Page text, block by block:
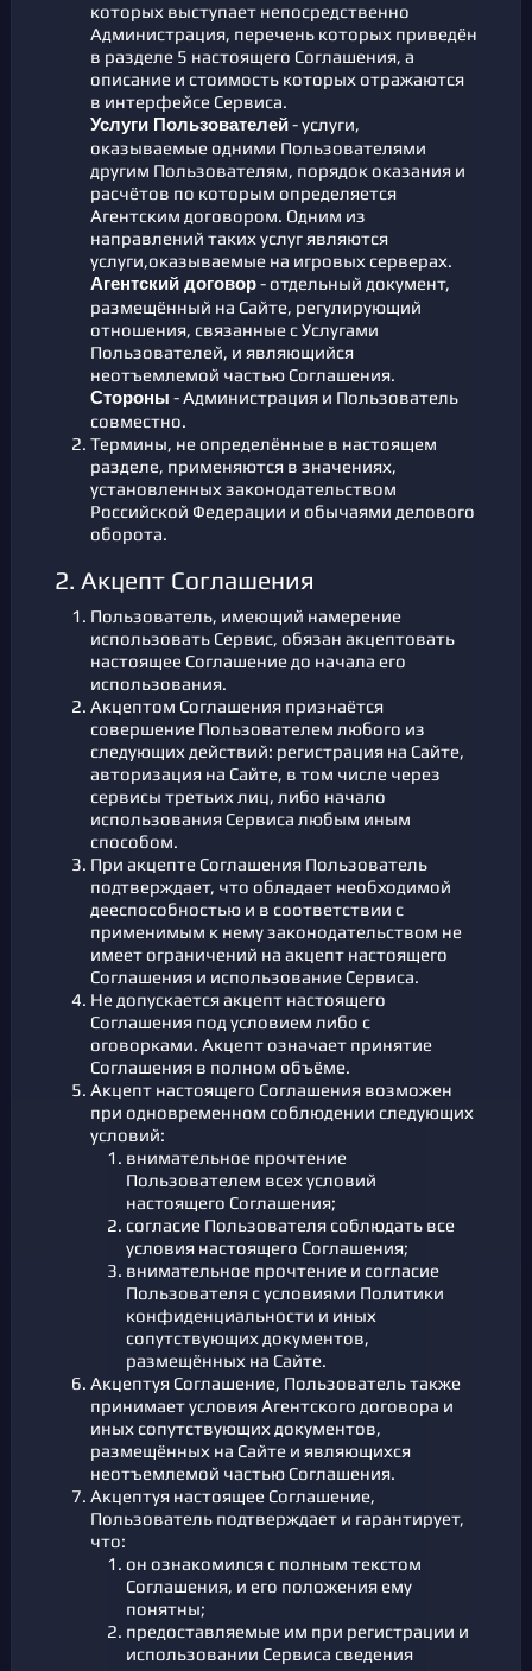
которых выступает непосредственно
Администрация, перечень которых приведён
в разделе 5 настоящего Соглашения, а
описание и стоимость которых отражаются
в интерфейсе Сервиса.
Услуги Пользователей- услуги,
оказываемые одними Пользователями
другим Пользователям, порядок оказания и
расчётов по которым определяется
Агентским договором. Одним из
направлений таких услуг являются
услуги,оказываемые на игровых серверах.
Агентский договор- отдельный документ,
размещённый на Сайте, регулирующий
отношения, связанные с Услугами
Пользователей, и являющийся
неотъемлемой частью Соглашения.
Стороны - Администрация и Пользователь
совместно.
Термины, не определённые в настоящем
разделе, применяются в значениях,
установленных законодательством
Российской Федерации и обычаями делового
оборота.
2. Акцепт Соглашения
Пользователь, имеющий намерение
использовать Сервис, обязан акцептовать
настоящее Соглашение до начала его
использования.
Акцептом Соглашения признаётся
совершение Пользователем любого из
следующих действий: регистрация на Сайте,
авторизация на Сайте, в том числе через
сервисы третьих лиц, либо начало
использования Сервиса любым иным
способом.
При акцепте Соглашения Пользователь
подтверждает, что обладает необходимой
дееспособностью и в соответствии с
применимым к нему законодательством не
имеет ограничений на акцепт настоящего
Соглашения и использование Сервиса.
Не допускается акцепт настоящего
Соглашения под условием либо с
оговорками. Акцепт означает принятие
Соглашения в полном объёме.
Акцепт настоящего Соглашения возможен
при одновременном соблюдении следующих
условий:
внимательное прочтение
Пользователем всех условий
настоящего Соглашения;
согласие Пользователя соблюдать все
условия настоящего Соглашения;
внимательное прочтение и согласие
Пользователя с условиями Политики
конфиденциальности и иных
сопутствующих документов,
размещённых на Сайте.
Акцептуя Соглашение, Пользователь также
принимает условия Агентского договора и
иных сопутствующих документов,
размещённых на Сайте и являющихся
неотъемлемой частью Соглашения.
Акцептуя настоящее Соглашение,
Пользователь подтверждает и гарантирует,
что:
он ознакомился с полным текстом
Соглашения, и его положения ему
понятны;
предоставляемые им при регистрации и
использовании Сервиса сведения